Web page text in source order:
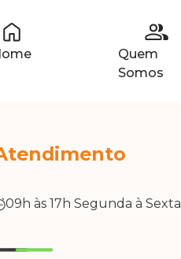
Quem
Somos
09h às 17h Segunda à Sexta